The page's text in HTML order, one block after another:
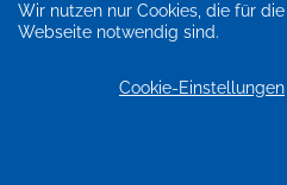
Wir nutzen nur Cookies, die für
Webseite notwendig sind.
Cookie-Einstellungen